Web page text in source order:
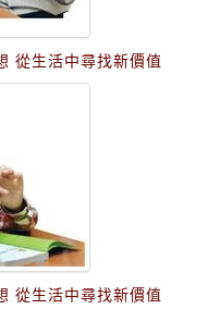
從生活中尋找新價值
從生活中尋找新價值